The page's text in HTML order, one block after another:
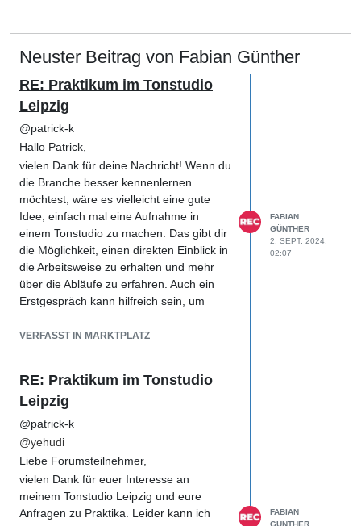
Neuster Beitrag von Fabian Günther
RE: Praktikum im Tonstudio
Leipzig
@patrick-k
Hallo Patrick,
vielen Dank für deine Nachricht! Wenn du
die Branche besser kennenlernen
möchtest, wäre es vielleicht eine gute
Idee, einfach mal eine Aufnahme in
einem Tonstudio zu machen. Das gibt dir
die Möglichkeit, einen direkten Einblick in
die Arbeitsweise zu erhalten und mehr
über die Abläufe zu erfahren. Auch ein
Erstgespräch kann hilfreich sein, um
besseren Überblick zu bekommen.
als auch während meiner Ausbildung als
Sound Designer in Berlin in einem
Tonstudio gearbeitet. Zusätzlich habe ich
an verschiedenen Weiterbildungen
teilgenommen, um meine Kenntnisse in
Gerne berate ich dich auch umfassend
VERFASST IN MARKTPLATZ
FABIAN
GÜNTHER
2. SEPT. 2024,
02:07
RE: Praktikum im Tonstudio
Leipzig
@patrick-k
@yehudi
Liebe Forumsteilnehmer,
vielen Dank für euer Interesse an
meinem Tonstudio Leipzig und eure
Anfragen zu Praktika. Leider kann ich
FABIAN
GÜNTHER